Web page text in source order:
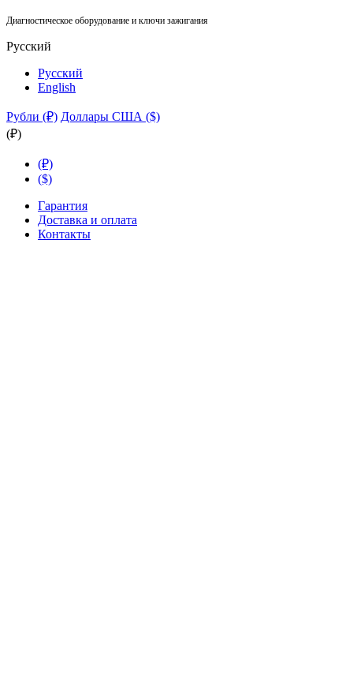
Диагностическое оборудование и ключи зажигания
Русский
Русский
English
Рубли (₽) Доллары США ($)
(₽)
(₽)
($)
Гарантия
Доставка и оплата
Контакты